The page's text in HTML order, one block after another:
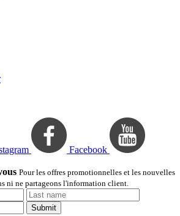
Facebook
Pour les offres promotionnelles et les nouvelles
ni ne partageons l'information client.
Submit